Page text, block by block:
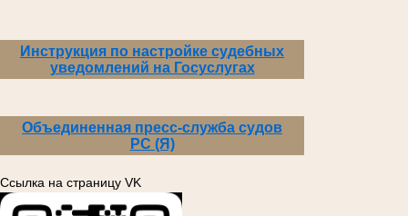
Инструкция по настройке судебных
уведомлений на Госуслугах
Объединенная пресс-служба судов
РС (Я)
Ссылка на страницу VK